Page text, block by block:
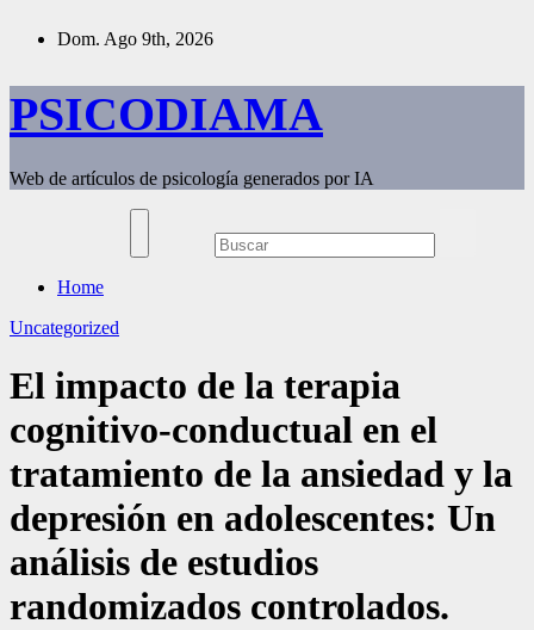
Dom. Ago 9th, 2026
PSICODIAMA
Web de artículos de psicología generados por IA
Home
Uncategorized
El impacto de la terapia
cognitivo-conductual en el
tratamiento de la ansiedad y la
depresión en adolescentes: Un
análisis de estudios
randomizados controlados.